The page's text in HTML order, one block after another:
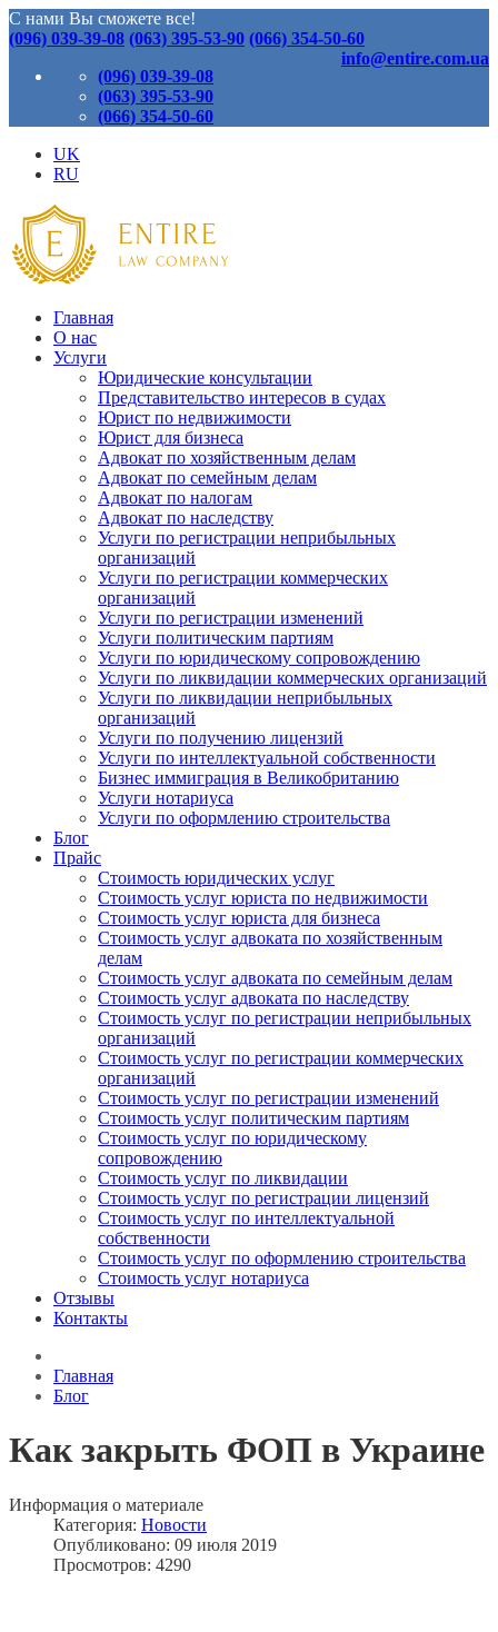
С нами Вы сможете все!
(096) 039-39-08 (063) 395-53-90 (066) 354-50-60
info@entire.com.ua
(096) 039-39-08
(063) 395-53-90
(066) 354-50-60
UK
RU
Главная
О нас
Услуги
Юридические консультации
Представительство интересов в судах
Юрист по недвижимости
Юрист для бизнеса
Адвокат по хозяйственным делам
Адвокат по семейным делам
Адвокат по налогам
Адвокат по наследству
Услуги по регистрации неприбыльных
организаций
Услуги по регистрации коммерческих
организаций
Услуги по регистрации изменений
Услуги политическим партиям
Услуги по юридическому сопровождению
Услуги по ликвидации коммерческих организаций
Услуги по ликвидации неприбыльных
организаций
Услуги по получению лицензий
Услуги по интеллектуальной собственности
Бизнес иммиграция в Великобританию
Услуги нотариуса
Услуги по оформлению строительства
Блог
Прайс
Стоимость юридических услуг
Стоимость услуг юриста по недвижимости
Стоимость услуг юриста для бизнеса
Стоимость услуг адвоката по хозяйственным
делам
Стоимость услуг адвоката по семейным делам
Стоимость услуг адвоката по наследству
Стоимость услуг по регистрации неприбыльных
организаций
Стоимость услуг по регистрации коммерческих
организаций
Стоимость услуг по регистрации изменений
Стоимость услуг политическим партиям
Стоимость услуг по юридическому
сопровождению
Стоимость услуг по ликвидации
Стоимость услуг по регистрации лицензий
Стоимость услуг по интеллектуальной
собственности
Стоимость услуг по оформлению строительства
Стоимость услуг нотариуса
Отзывы
Контакты
Главная
Блог
Как закрыть ФОП в Украине
Информация о материале
Категория: Новости
Опубликовано: 09 июля 2019
Просмотров: 4290